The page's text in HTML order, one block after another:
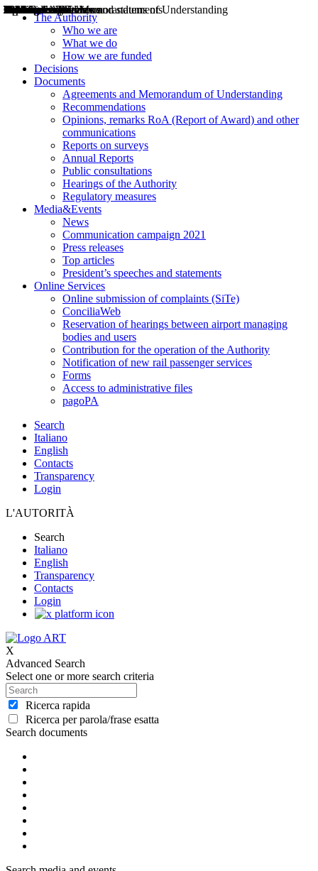
The Authority
Who we are
What we do
How we are funded
Decisions
Documents
Agreements and Memorandum of Understanding
Recommendations
Opinions, remarks RoA (Report of Award) and other
communications
Reports on surveys
Annual Reports
Public consultations
Hearings of the Authority
Regulatory measures
Media&Events
News
Communication campaign 2021
Press releases
Top articles
President’s speeches and statements
Online Services
Online submission of complaints (SiTe)
ConciliaWeb
Reservation of hearings between airport managing
bodies and users
Contribution for the operation of the Authority
Notification of new rail passenger services
Forms
Access to administrative files
pagoPA
Search
Italiano
English
Contacts
Transparency
Login
L'AUTORITÀ
Search
Italiano
English
Transparency
Contacts
Login
X
Advanced Search
Select one or more search criteria
Ricerca rapida
Ricerca per parola/frase esatta
Search documents
Decisions
Opinions
Public consultations
Hearings
Recommendations
Agreements and Memorandums of Understanding
Relazioni annuali
Misure di regolazione
News
Press Releases
Bollettini ART
Convegni ART
President’s interviews
Top articles
President’s speeches and statements
2004
2005
2010
2013
2014
2015
2016
2017
2018
2019
202
2020
2021
2022
2023
2024
2025
2026
Aereo
Marittimo
Terrestre